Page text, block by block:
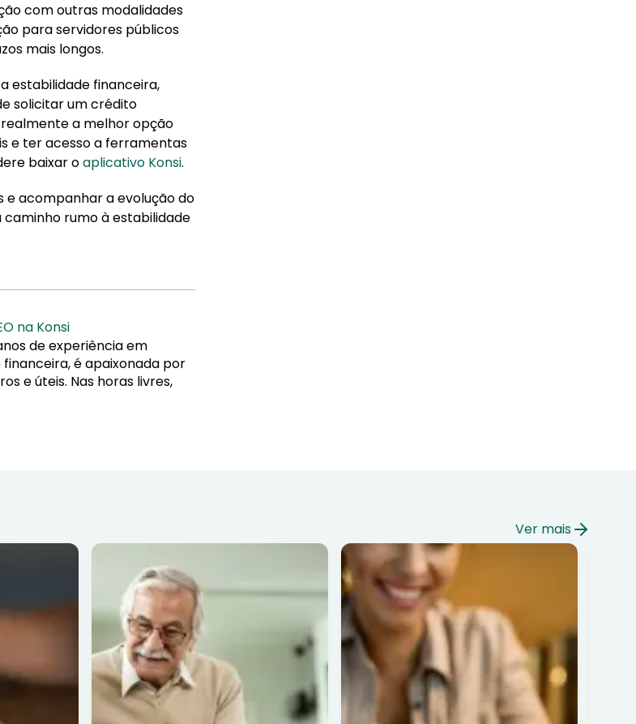
com outras modalidades
para servidores públicos
mais longos.
estabilidade financeira,
solicitar um crédito
realmente a melhor opção
e ter acesso a ferramentas
baixar oaplicativo Konsi.
acompanhar a evolução do
rumo à estabilidade
na Konsi
de experiência em
é apaixonada por
e úteis. Nas horas livres,
Ver mais